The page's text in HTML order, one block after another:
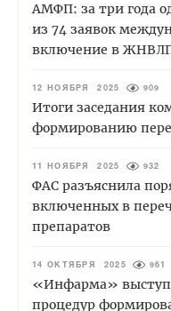
АМФП: за три года
из 74 заявок
включение в
12 НОЯБРЯ 2025 909
Итоги заседания
формированию
11 НОЯБРЯ 2025 932
ФАС разъяснила
включенных в
препаратов
14 ОКТЯБРЯ 2025 961
«Инфарма»
процедур